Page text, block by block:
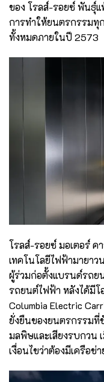
ของ โรลส์-รอยซ์ พันธุ์
การทำให้ยนตรกรรมทุ
ทั้งหมดภายในปี 2573
โรลส์-รอยซ์ มอเตอร์ ค
เทคโนโลยีไฟฟ้ามายา
ผู้ร่วมก่อตั้งแบรนด์รถย
รถยนต์ไฟฟ้า หลังได้มีโ
Columbia Electric
ยั่งยืนของยนตรกรรมที่
มลพิษและเสียงรบกวน
เงื่อนไขว่าต้องมีเครือข่